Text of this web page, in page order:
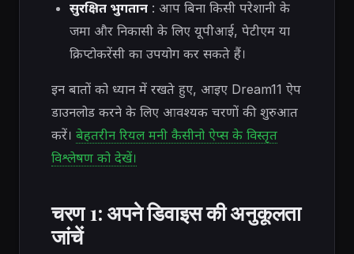
सुरक्षित भुगतान: आप बिना किसी परेशानी के
जमा और निकासी के लिए यूपीआई, पेटीएम या
क्रिप्टोकरेंसी का उपयोग कर सकते हैं।
इन बातों को ध्यान में रखते हुए, आइए Dream11 ऐप
डाउनलोड करने के लिए आवश्यक चरणों की शुरुआत
करें। बेहतरीन रियल मनी कैसीनो ऐप्स के विस्तृत
विश्लेषण को देखें।
चरण 1: अपने डिवाइस की अनुकूलता
जांचें